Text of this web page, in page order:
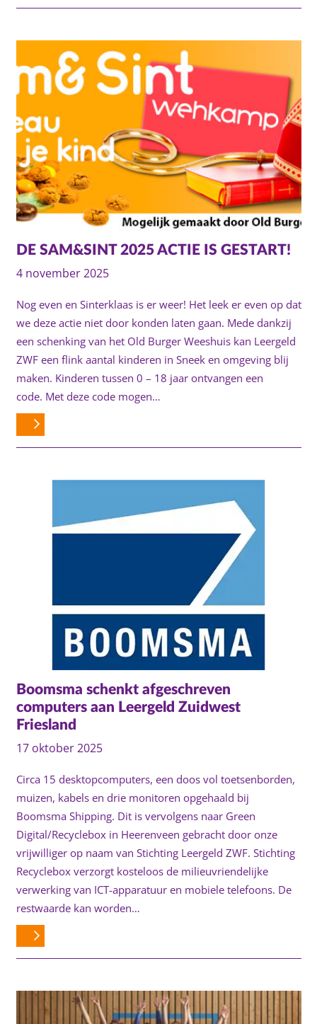
DE SAM&SINT 2025 ACTIE IS GESTART!
4 november 2025
Nog even en Sinterklaas is er weer! Het leek er even op dat
we deze actie niet door konden laten gaan. Mede dankzij
een schenking van het Old Burger Weeshuis kan Leergeld
ZWF een flink aantal kinderen in Sneek en omgeving blij
maken. Kinderen tussen 0 – 18 jaar ontvangen een
code. Met deze code mogen…
Boomsma schenkt afgeschreven
computers aan Leergeld Zuidwest
Friesland
17 oktober 2025
Circa 15 desktopcomputers, een doos vol toetsenborden,
muizen, kabels en drie monitoren opgehaald bij
Boomsma Shipping. Dit is vervolgens naar Green
Digital/Recyclebox in Heerenveen gebracht door onze
vrijwilliger op naam van Stichting Leergeld ZWF. Stichting
Recyclebox verzorgt kosteloos de milieuvriendelijke
verwerking van ICT-apparatuur en mobiele telefoons. De
restwaarde kan worden…